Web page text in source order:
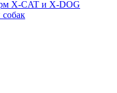
X-CAT и X-DOG